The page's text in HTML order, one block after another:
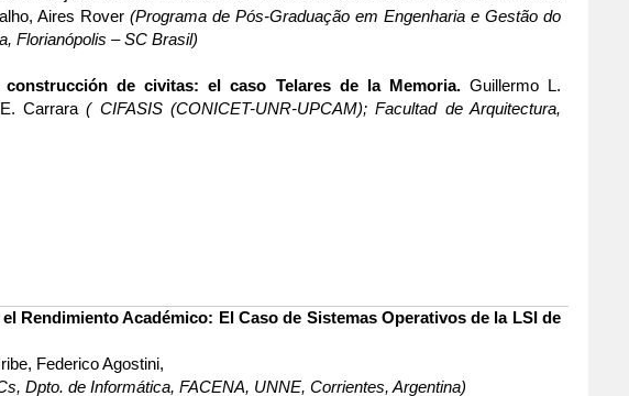
Aires Rover (Programa de Pós-Graduação em Engenharia e Gestão do
Florianópolis – SC Brasil)
de civitas: el caso Telares de la Memoria. Guillermo L.
E. Carrara( CIFASIS (CONICET-UNR-UPCAM); Facultad de Arquitectura,
Rendimiento Académico: El Caso de Sistemas Operativos de la LSI de
Federico Agostini,
Dpto. de Informática, FACENA, UNNE, Corrientes, Argentina)